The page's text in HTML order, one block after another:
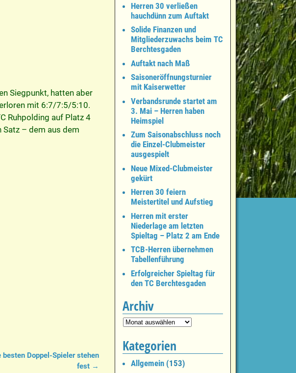
Siegpunkt, hatten aber
mit 6:7/7:5/5:10.
Ruhpolding auf Platz 4
Satz – dem aus dem
Doppel-Spieler stehen
fest →
Herren 30 verließen
hauchdünn zum Auftakt
Solide Finanzen und
Mitgliederzuwachs beim TC
Berchtesgaden
Auftakt nach Maß
Saisoneröffnungsturnier
mit Kaiserwetter
Verbandsrunde startet am
3. Mai – Herren haben
Heimspiel
Zum Saisonabschluss noch
die Einzel-Clubmeister
ausgespielt
Neue Mixed-Clubmeister
gekürt
Herren 30 feiern
Meistertitel und Aufstieg
Herren mit erster
Niederlage am letzten
Spieltag – Platz 2 am Ende
TCB-Herren übernehmen
Tabellenführung
Erfolgreicher Spieltag für
den TC Berchtesgaden
Archiv
Kategorien
Allgemein(153)